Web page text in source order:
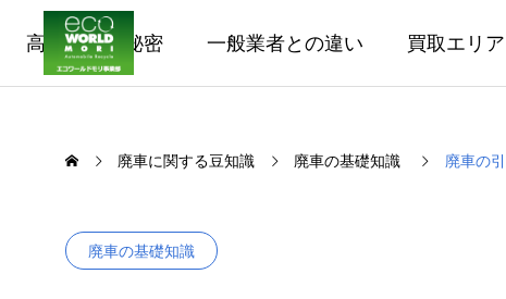
高価買取の秘密 一般業者との違い 買取エリア
廃車に関する豆知識 廃車の基礎知識 廃車の
廃車の基礎知識